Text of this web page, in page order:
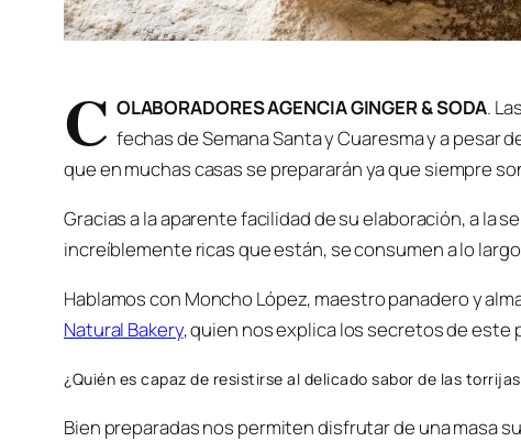
C OLABORADORES AGENCIA GINGER & SODA.
fechas de Semana Santa y Cuaresma y a
que en muchas casas se prepararán ya que siempre
Gracias a la aparente facilidad de su elaboración, a la
increíblemente ricas que están, se consumen a lo
Hablamos con Moncho López, maestro panadero y
Natural Bakery, quien nos explica los secretos de
¿Quién es capaz de resistirse al delicado sabor de las
Bien preparadas nos permiten disfrutar de una masa